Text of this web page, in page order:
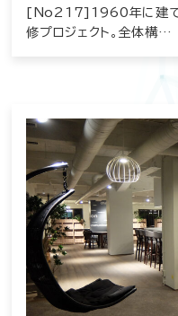
[No217]1960年に建て
修プロジェクト。全体構…